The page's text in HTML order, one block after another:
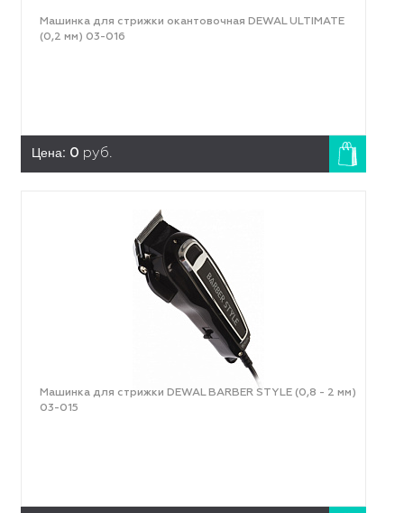
Машинка для стрижки окантовочная DEWAL ULTIMATE
(0,2 мм) 03-016
Цена: 0 руб.
Машинка для стрижки DEWAL BARBER STYLE (0,8 - 2 мм)
03-015